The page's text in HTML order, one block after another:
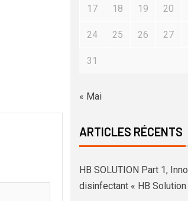
17 18 19 20
24 25 26 27
31
« Mai
ARTICLES RÉCENTS
HB SOLUTION Part 1,
disinfectant « HB Solution